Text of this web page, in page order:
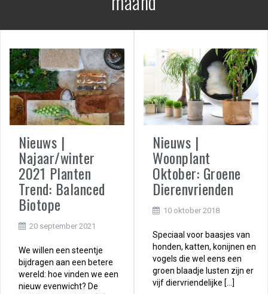
Nieuws |
Najaar/winter
2021 Planten
Trend: Balanced
Biotope
20 september 2021
We willen een steentje
bijdragen aan een betere
wereld: hoe vinden we een
nieuw evenwicht? De
Nieuws |
Woonplant
Oktober: Groene
Dierenvrienden
10 oktober 2018
Speciaal voor baasjes van
honden, katten, konijnen en
vogels die wel eens een
groen blaadje lusten zijn er
vijf diervriendelijke […]